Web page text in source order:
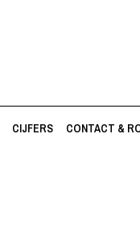
CIJFERS CONTACT &